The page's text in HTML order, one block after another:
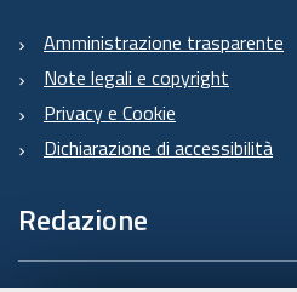
Amministrazione trasparente
Note legali e copyright
Privacy e Cookie
Dichiarazione di accessibilità
Redazione